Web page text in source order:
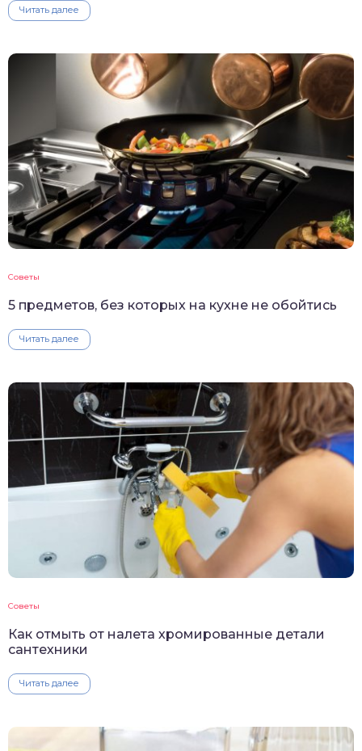
Читать далее
Советы
5 предметов, без которых на кухне не обойтись
Читать далее
Советы
Как отмыть от налета хромированные детали
сантехники
Читать далее